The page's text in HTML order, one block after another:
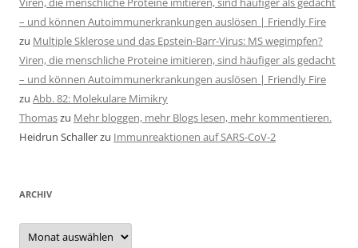
– und können Autoimmunerkrankungen auslösen | Friendly Fire
zu Multiple Sklerose und das Epstein-Barr-Virus: MS wegimpfen?
Viren, die menschliche Proteine imitieren, sind häufiger als gedacht
– und können Autoimmunerkrankungen auslösen | Friendly Fire
zu Abb. 82: Molekulare Mimikry
Thomaszu Mehr bloggen, mehr Blogs lesen, mehr kommentieren.
Heidrun Schallerzu Immunreaktionen auf SARS-CoV-2
ARCHIV
Archiv